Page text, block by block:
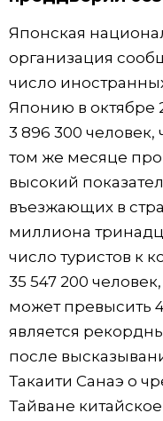
Японская
организация
число
Японию в октябре
3 896 300 человек,
том же месяце
высокий
въезжающих в
миллиона
число туристов к
35 547 200
может превысить
является
после
Такаити Санаэ о
Тайване